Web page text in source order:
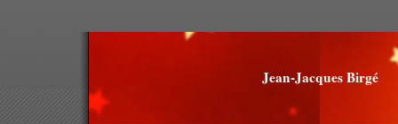
Jean-Jacques Birgé